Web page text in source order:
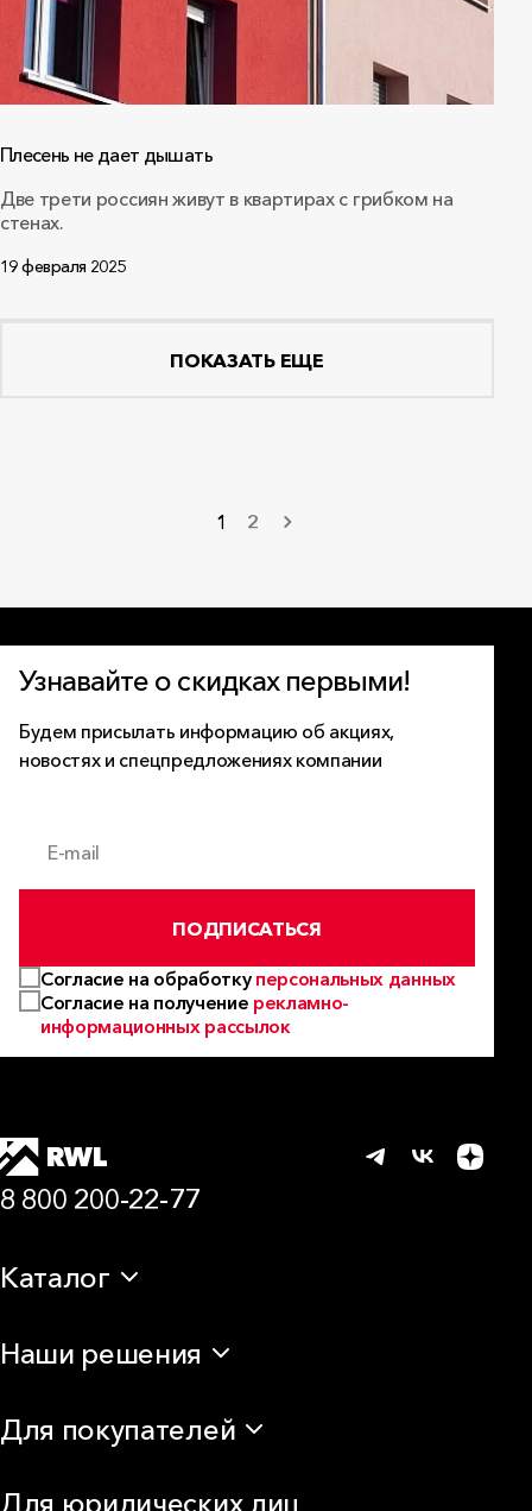
Плесень не дает дышать
Две трети россиян живут в квартирах с грибком на
стенах.
19 февраля 2025
ПОКАЗАТЬ ЕЩЕ
1 2
Узнавайте о скидках первыми!
Будем присылать информацию об акциях,
новостях и спецпредложениях компании
E-mail
ПОДПИСАТЬСЯ
Согласие на обработку персональных данных
Согласие на получение рекламно-
информационных рассылок
8 800 200-22-77
Каталог
Звукоизоляция
Аксессуары
Наши решения
Для бани и сауны
Для перегородок
Для покупателей
Для юридических лиц